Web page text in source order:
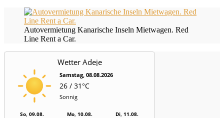
Autovermietung Kanarische Inseln Mietwagen. Red
Line Rent a Car.
Wetter Adeje
Samstag, 08.08.2026
26 / 31°C
Sonnig
So, 09.08. Mo, 10.08. Di, 11.08.